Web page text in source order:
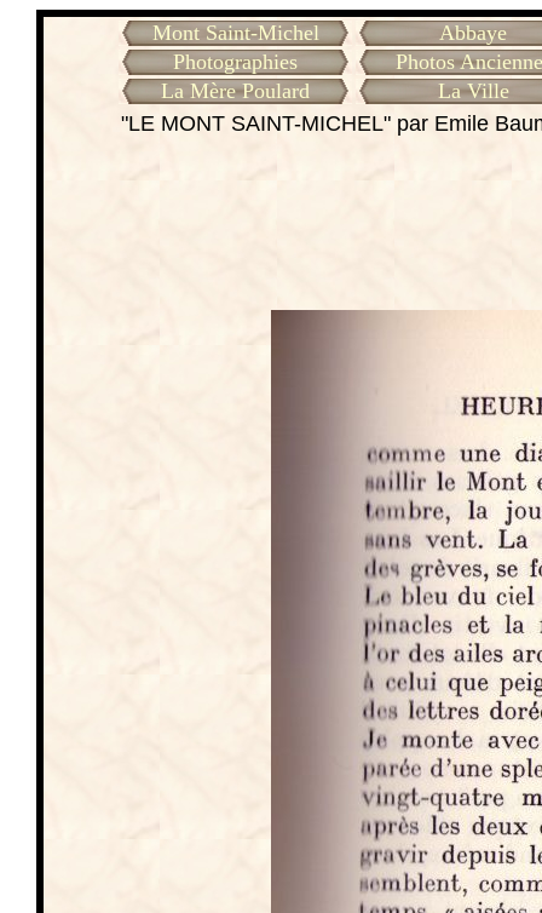
Mont Saint-Michel
Abbaye
Photographies
Photos
La Mère Poulard
La Ville
"LE MONT SAINT-MICHEL" par Emile